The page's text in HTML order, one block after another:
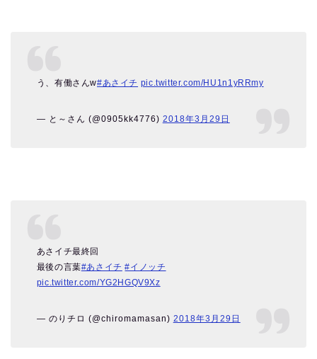
う、有働さんw#あさイチ pic.twitter.com/HU1n1yRRmy
— と～さん (@0905kk4776) 2018年3月29日
あさイチ最終回
最後の言葉#あさイチ #イノッチ
pic.twitter.com/YG2HGQV9Xz
— のりチロ (@chiromamasan) 2018年3月29日